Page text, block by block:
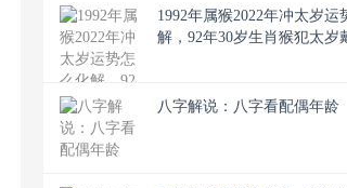
1992年属猴2022年冲太岁运
解，92年30岁生肖猴犯太岁
八字解说：八字看配偶年龄